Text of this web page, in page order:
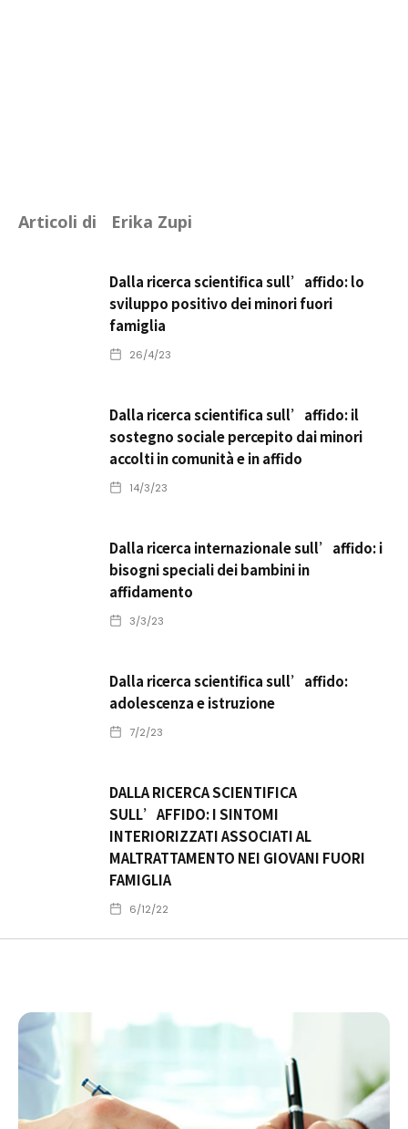
Articoli di Erika Zupi
Dalla ricerca scientifica sull’affido: lo
sviluppo positivo dei minori fuori
famiglia
26/4/23
Dalla ricerca scientifica sull’affido: il
sostegno sociale percepito dai minori
accolti in comunità e in affido
14/3/23
Dalla ricerca internazionale sull’affido: i
bisogni speciali dei bambini in
affidamento
3/3/23
Dalla ricerca scientifica sull’affido:
adolescenza e istruzione
7/2/23
DALLA RICERCA SCIENTIFICA
SULL’AFFIDO: I SINTOMI
INTERIORIZZATI ASSOCIATI AL
MALTRATTAMENTO NEI GIOVANI FUORI
FAMIGLIA
6/12/22